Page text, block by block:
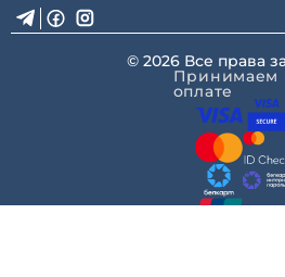
© 2026 Все права
Принимаем
оплате